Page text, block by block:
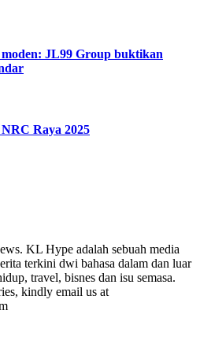
JL99 Group buktikan
Raya 2025
KL Hype adalah sebuah media
terkini dwi bahasa dalam dan luar
travel, bisnes dan isu semasa.
kindly email us at